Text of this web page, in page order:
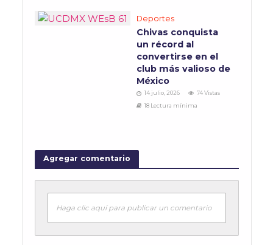
Deportes
Chivas conquista
un récord al
convertirse en el
club más valioso de
México
14 julio, 2026
74 Vistas
18 Lectura mínima
Agregar comentario
Haga clic aquí para publicar un comentario